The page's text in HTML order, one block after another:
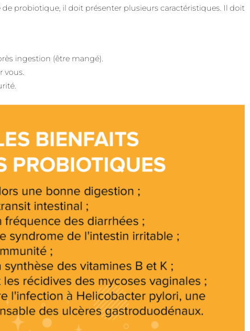
probiotique, il doit présenter plusieurs caractéristiques. Il doit
ingestion (être mangé).
vous.